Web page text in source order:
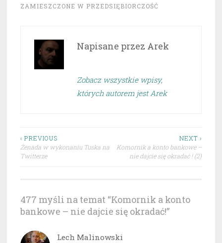
ZAMIESZCZONE W PRZEDSIĘBIORCZOŚĆ
Napisane przez Arek
Zobacz wszystkie wpisy,
których autorem jest Arek
Nawigacja
wpisu
‹ PREVIOUS
Żenada w wykonaniu Tuska na
Twitterze
NEXT ›
Komornik a konto bankowe –
nie dajcie się okradać ! (2)
477 myśli na temat “Komornik a konto
bankowe – nie dajcie się okradać!”
Lech Malinowski